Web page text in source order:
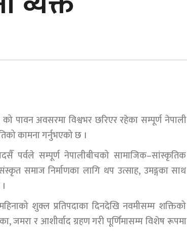
को पावन अवसरमा विश्वभर छरिएर रहेका सम्पूर्ण नेपाली
कामना गर्नुभएको छ ।
पर्वले सम्पूर्ण नेपालीबीचको सामाजिक–सांस्कृतिक
समाज निर्माणका लागि थप उत्साह, उमङ्गका साथ
शुक्ल प्रतिपदाका दिनदेखि नवमीसम्म शक्तिको
जमरा र आशीर्वाद ग्रहण गरी पूर्णिमासम्म विशेष रूपमा